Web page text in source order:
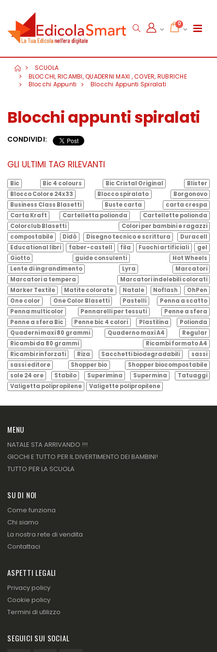
0
SCUOLA
BLOCCHI, RICAMBI, QUADERNI MAXI , COVER, RUBRICHE
Blocchi Appunti
Blocchi Appunti Spiralati
Blocchi appunti spiralati
CONDIVIDI:
GLI ULTIMI TAG RILEVANTI
Bic Bic 4 colours Bic Cristal Original
Blister
Blocco Colore 24x33
Blocco spiralato
Borgonovo
Business Class Blasetti
Buste carta
carta crespa
Carta Kraft
Cartelletta polionda
Cartellette polionda
Colorclub Blasetti
Colori per bambini e ragazzi
compostabile
Didò Disegno tecnico e scrittura
Duracell
Educational libri
faber-castell fila Fuochi artificiali
gel
Giotto
guide consulenti
Hot Wheels
Lente di ingrandimento
Lyra
Marcatori
Marcatori a tempera
Marcatori indelebili colorati
Marker Textile
Matite colorate Natale Noflash
OhPen
One color
One Color Blasetti Pastelli
Penna a scatto
Penna multicolor
Pennarelli per tessuti
Penne a sfera
Penne a sfera Bic
Penne bic 4 colori Plastilina
Polionda
Quaderni maxi 80 grammi
Quaderno maxi A4
Regular
Ricambi da 80 grammi
Ricambi formato A4
Ricambi rinforzati
Riza Sacchetti biodegradabili
sassi
sassi editore
Shopper bio
Shopper biocompostabile
sole 24 ore
Stabilo Superimina Supermina
Tatuaggi
Valigetta polipropilene
Valigette polipropilene
MENU
NATALE STA ARRIVANDO !!!
GIOCHI E TUTTO PER IL DIVERTIMENTO DEI BAMBINI!
TUTTO PER LA SCUOLA
SU DI NOI
Come funziona
Chi siamo
La nostra rete di vendita
Contattaci
ASPETTI LEGALI
Privacy policy
Cookie policy
Termini di utilizzo
SEGUICI SUI SOCIAL